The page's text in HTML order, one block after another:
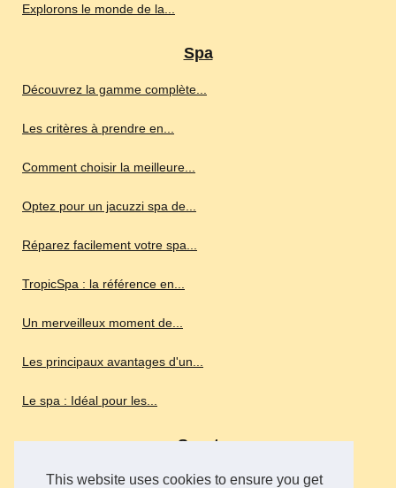
This website uses cookies to ensure you get
Explorons le monde de la...
Spa
Découvrez la gamme complète...
Les critères à prendre en...
Comment choisir la meilleure...
Optez pour un jacuzzi spa de...
Réparez facilement votre spa...
TropicSpa : la référence en...
Un merveilleux moment de...
Les principaux avantages d'un...
Le spa : Idéal pour les...
Sport
Profitez de vos vacances pour...